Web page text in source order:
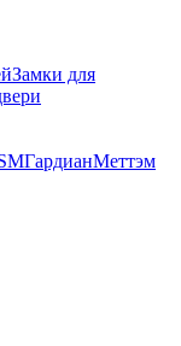
Замки для
ГардианМеттэм